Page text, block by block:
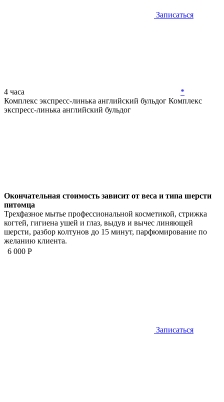
Записаться
4 часа
*
Комплекс экспресс-линька английский бульдог Комплекс
экспресс-линька английский бульдог
Окончательная стоимость зависит от веса и типа шерсти
питомца
Трехфазное мытье профессиональной косметикой, стрижка
когтей, гигиена ушей и глаз, выдув и вычес линяющей
шерсти, разбор колтунов до 15 минут, парфюмирование по
желанию клиента.
6 000 Р
Записаться